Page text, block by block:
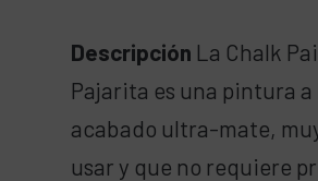
Descripción La Chalk
Pajarita es una pintura a
acabado ultra-mate,
usar y que no requiere